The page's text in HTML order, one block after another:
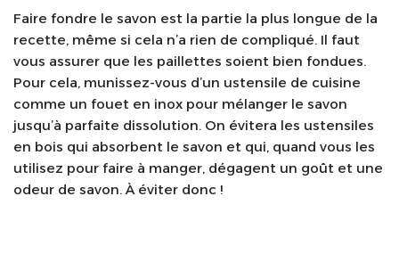
Faire fondre le savon est la partie la plus longue de la
recette, même si cela n’a rien de compliqué. Il faut
vous assurer que les paillettes soient bien fondues.
Pour cela, munissez-vous d’un ustensile de cuisine
comme un fouet en inox pour mélanger le savon
jusqu’à parfaite dissolution. On évitera les ustensiles
en bois qui absorbent le savon et qui, quand vous les
utilisez pour faire à manger, dégagent un goût et une
odeur de savon. À éviter donc !